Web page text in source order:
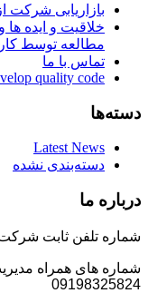
بازاریابی
خلاقیت و ایده
مطالعه توسط
تماس با ما
quality code
دسته‌ها
Latest News
دسته‌بندی نشده
درباره ما
شماره تلفن ثابت شرکت:
09198325824